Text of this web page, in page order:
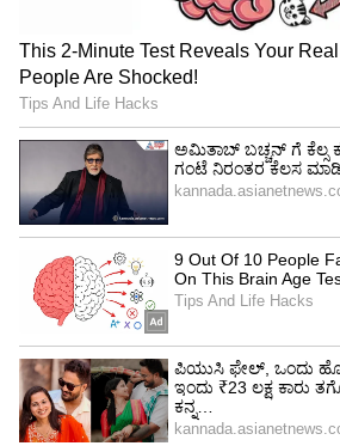
ಮಗಳನ್ನೇ ಕೊಲೆ ಮಾಡಿದ ಯೋಧ